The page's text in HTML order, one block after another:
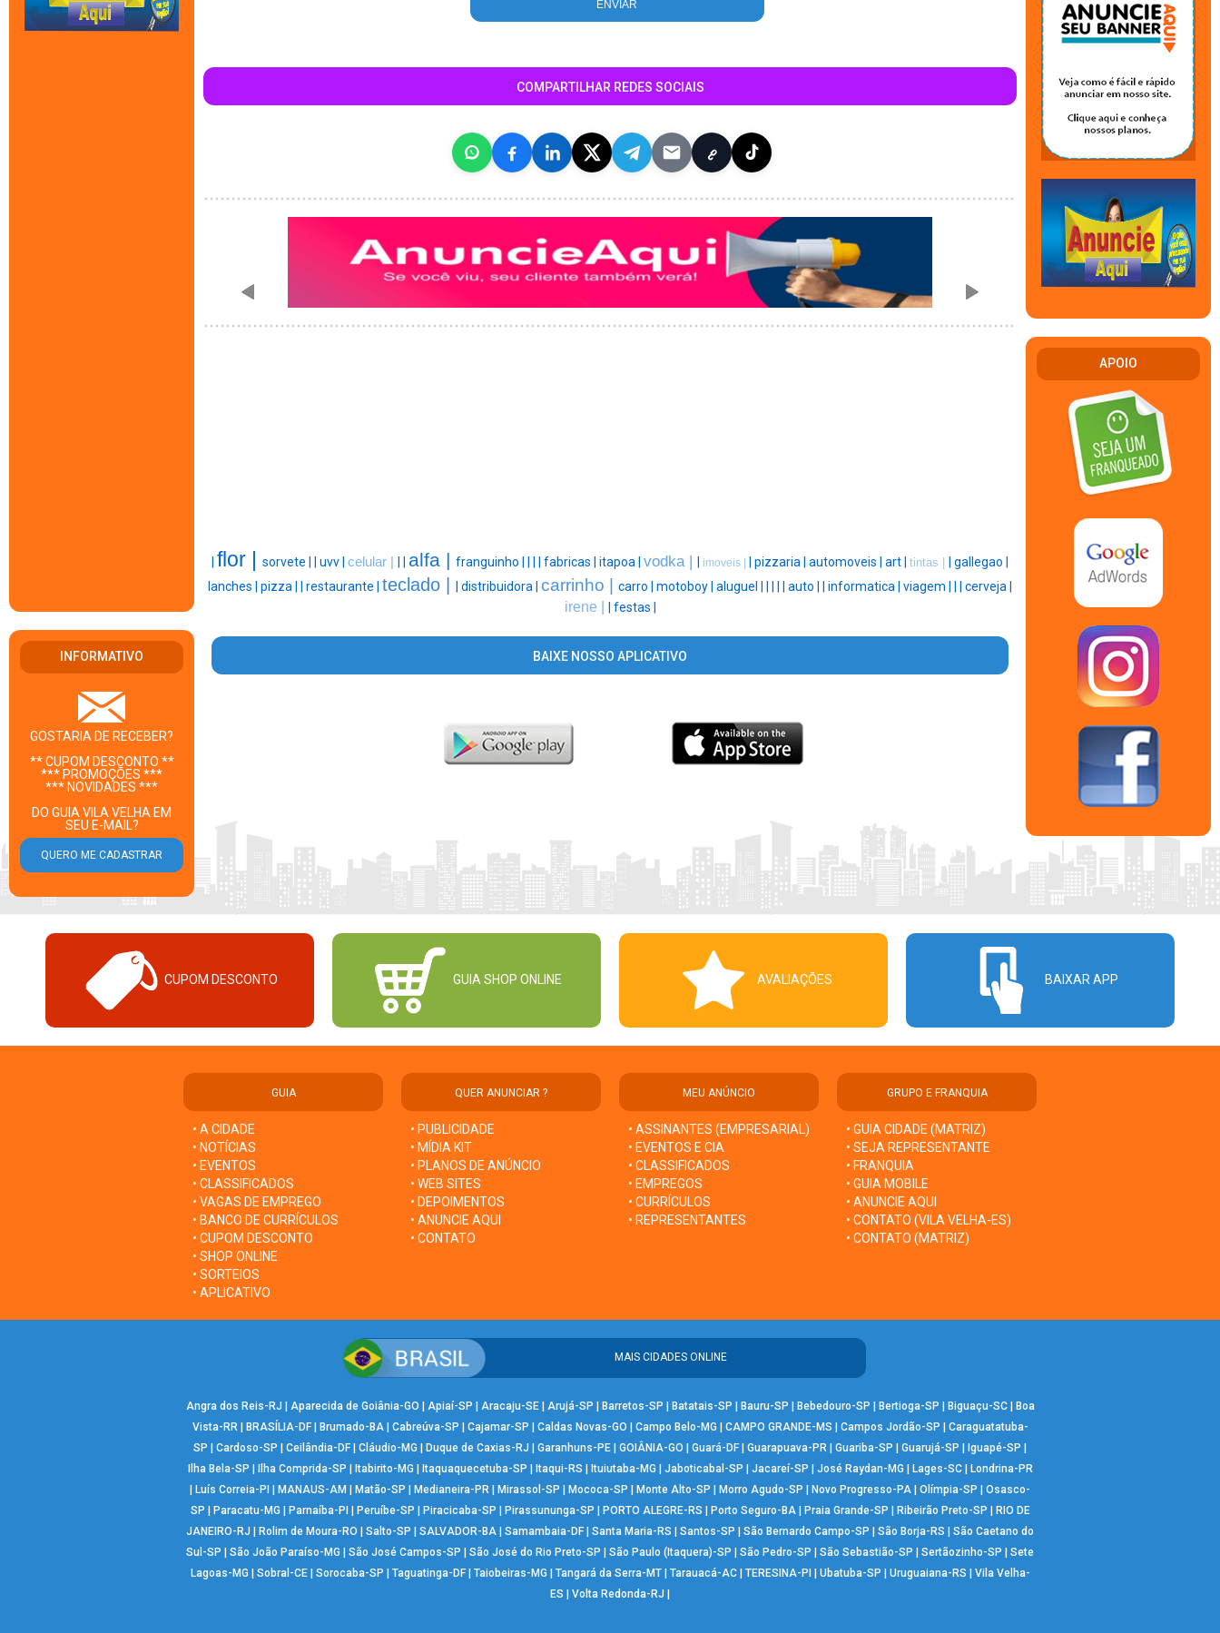
INFORMATIVO
GOSTARIA DE RECEBER?
** CUPOM DESCONTO **
*** PROMOÇÕES ***
*** NOVIDADES ***
DO GUIA VILA VELHA EM
SEU E-MAIL?
COMPARTILHAR REDES SOCIAIS
flor | sorvete | uvv | celular | alfa | franguinho | fabricas | itapoa | vodka | imoveis | pizzaria | automoveis | art | tintas |
gallegao |
lanches | pizza | restaurante | teclado | distribuidora | carrinho | carro | motoboy | aluguel | auto | informatica | viagem | cerveja |
irene | festas |
BAIXE NOSSO APLICATIVO
APOIO
CUPOM DESCONTO GUIA SHOP ONLINE AVALIAÇÕES BAIXAR APP
GUIA
• A CIDADE
• NOTÍCIAS
• EVENTOS
• CLASSIFICADOS
• VAGAS DE EMPREGO
• BANCO DE CURRÍCULOS
• CUPOM DESCONTO
• SHOP ONLINE
• SORTEIOS
• APLICATIVO
QUER ANUNCIAR ?
• PUBLICIDADE
• MÍDIA KIT
• PLANOS DE ANÚNCIO
• WEB SITES
• DEPOIMENTOS
• ANUNCIE AQUI
• CONTATO
MEU ANÚNCIO
• ASSINANTES (EMPRESARIAL)
• EVENTOS E CIA
• CLASSIFICADOS
• EMPREGOS
• CURRÍCULOS
• REPRESENTANTES
GRUPO E FRANQUIA
• GUIA CIDADE (MATRIZ)
• SEJA REPRESENTANTE
• FRANQUIA
• GUIA MOBILE
• ANUNCIE AQUI
• CONTATO (VILA VELHA-ES)
• CONTATO (MATRIZ)
MAIS CIDADES ONLINE
Angra dos Reis-RJ | Aparecida de Goiânia-GO | Apiaí-SP | Aracaju-SE| Arujá-SP | Barretos-SP | Batatais-SP | Bauru-SP | Bebedouro-SP | Bertioga-SP | Biguaçu-SC| Boa
Vista-RR | BRASÍLIA-DF| Brumado-BA| Cabreúva-SP | Cajamar-SP | Caldas Novas-GO | Campo Belo-MG | CAMPO GRANDE-MS | Campos Jordão-SP | Caraguatatuba-
SP | Cardoso-SP | Ceilândia-DF | Cláudio-MG | Duque de Caxias-RJ | Garanhuns-PE | GOIÂNIA-GO | Guará-DF | Guarapuava-PR | Guariba-SP | Guarujá-SP | Iguapé-SP |
Ilha Bela-SP | Ilha Comprida-SP | Itabirito-MG | Itaquaquecetuba-SP | Itaqui-RS | Ituiutaba-MG | Jaboticabal-SP | Jacareí-SP | José Raydan-MG | Lages-SC| Londrina-PR
| Luís Correia-PI | MANAUS-AM | Matão-SP | Medianeira-PR | Mirassol-SP | Mococa-SP | Monte Alto-SP | Morro Agudo-SP | Novo Progresso-PA | Olímpia-SP | Osasco-
SP | Paracatu-MG | Parnaíba-PI | Peruíbe-SP | Piracicaba-SP | Pirassununga-SP | PORTO ALEGRE-RS | Porto Seguro-BA| Praia Grande-SP | Ribeirão Preto-SP | RIO DE
JANEIRO-RJ | Rolim de Moura-RO | Salto-SP | SALVADOR-BA | Samambaia-DF | Santa Maria-RS | Santos-SP | São Bernardo Campo-SP | São Borja-RS | São Caetano do
Sul-SP | São João Paraíso-MG | São José Campos-SP | São José do Rio Preto-SP | São Paulo (Itaquera)-SP | São Pedro-SP | São Sebastião-SP | Sertãozinho-SP | Sete
Lagoas-MG | Sobral-CE| Sorocaba-SP | Taguatinga-DF| Taiobeiras-MG | Tangará da Serra-MT| Tarauacá-AC| TERESINA-PI | Ubatuba-SP | Uruguaiana-RS | Vila Velha-
ES | Volta Redonda-RJ |